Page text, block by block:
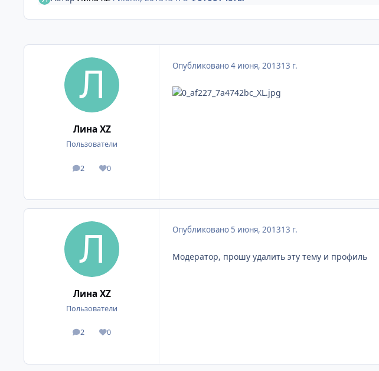
Лина XZ
Пользователи
2
сообщения
0
Репутация
Опубликовано4 июня, 201313 г.
Лина XZ
Пользователи
2
сообщения
0
Репутация
Опубликовано 5 июня, 201313 г.
Модератор, прошу удалить эту тему и профиль